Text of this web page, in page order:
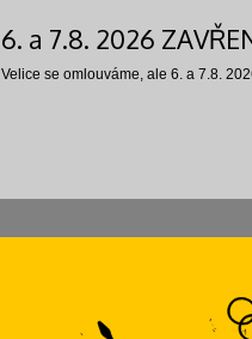
6. a 7.8. 2026
Velice se omlouváme, ale 6. a 7.8.